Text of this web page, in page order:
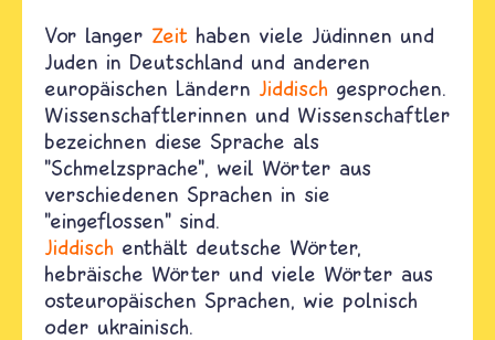
Vor langer Zeit haben viele Jüdinnen und
Juden in Deutschland und anderen
europäischen Ländern Jiddisch gesprochen.
Wissenschaftlerinnen und Wissenschaftler
bezeichnen diese Sprache als
"Schmelzsprache", weil Wörter aus
verschiedenen Sprachen in sie
"eingeflossen" sind.
Jiddisch enthält deutsche Wörter,
hebräische Wörter und viele Wörter aus
osteuropäischen Sprachen, wie polnisch
oder ukrainisch.